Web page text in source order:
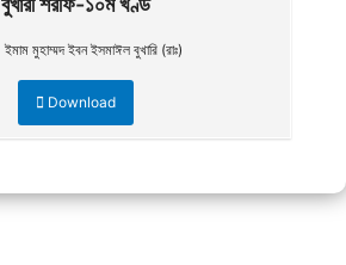
ইমাম মুহাম্মদ ইবন ইসমাঈল বুখারি (রাঃ)
Download